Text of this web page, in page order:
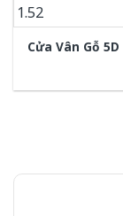
Cửa Vân Gỗ 5D